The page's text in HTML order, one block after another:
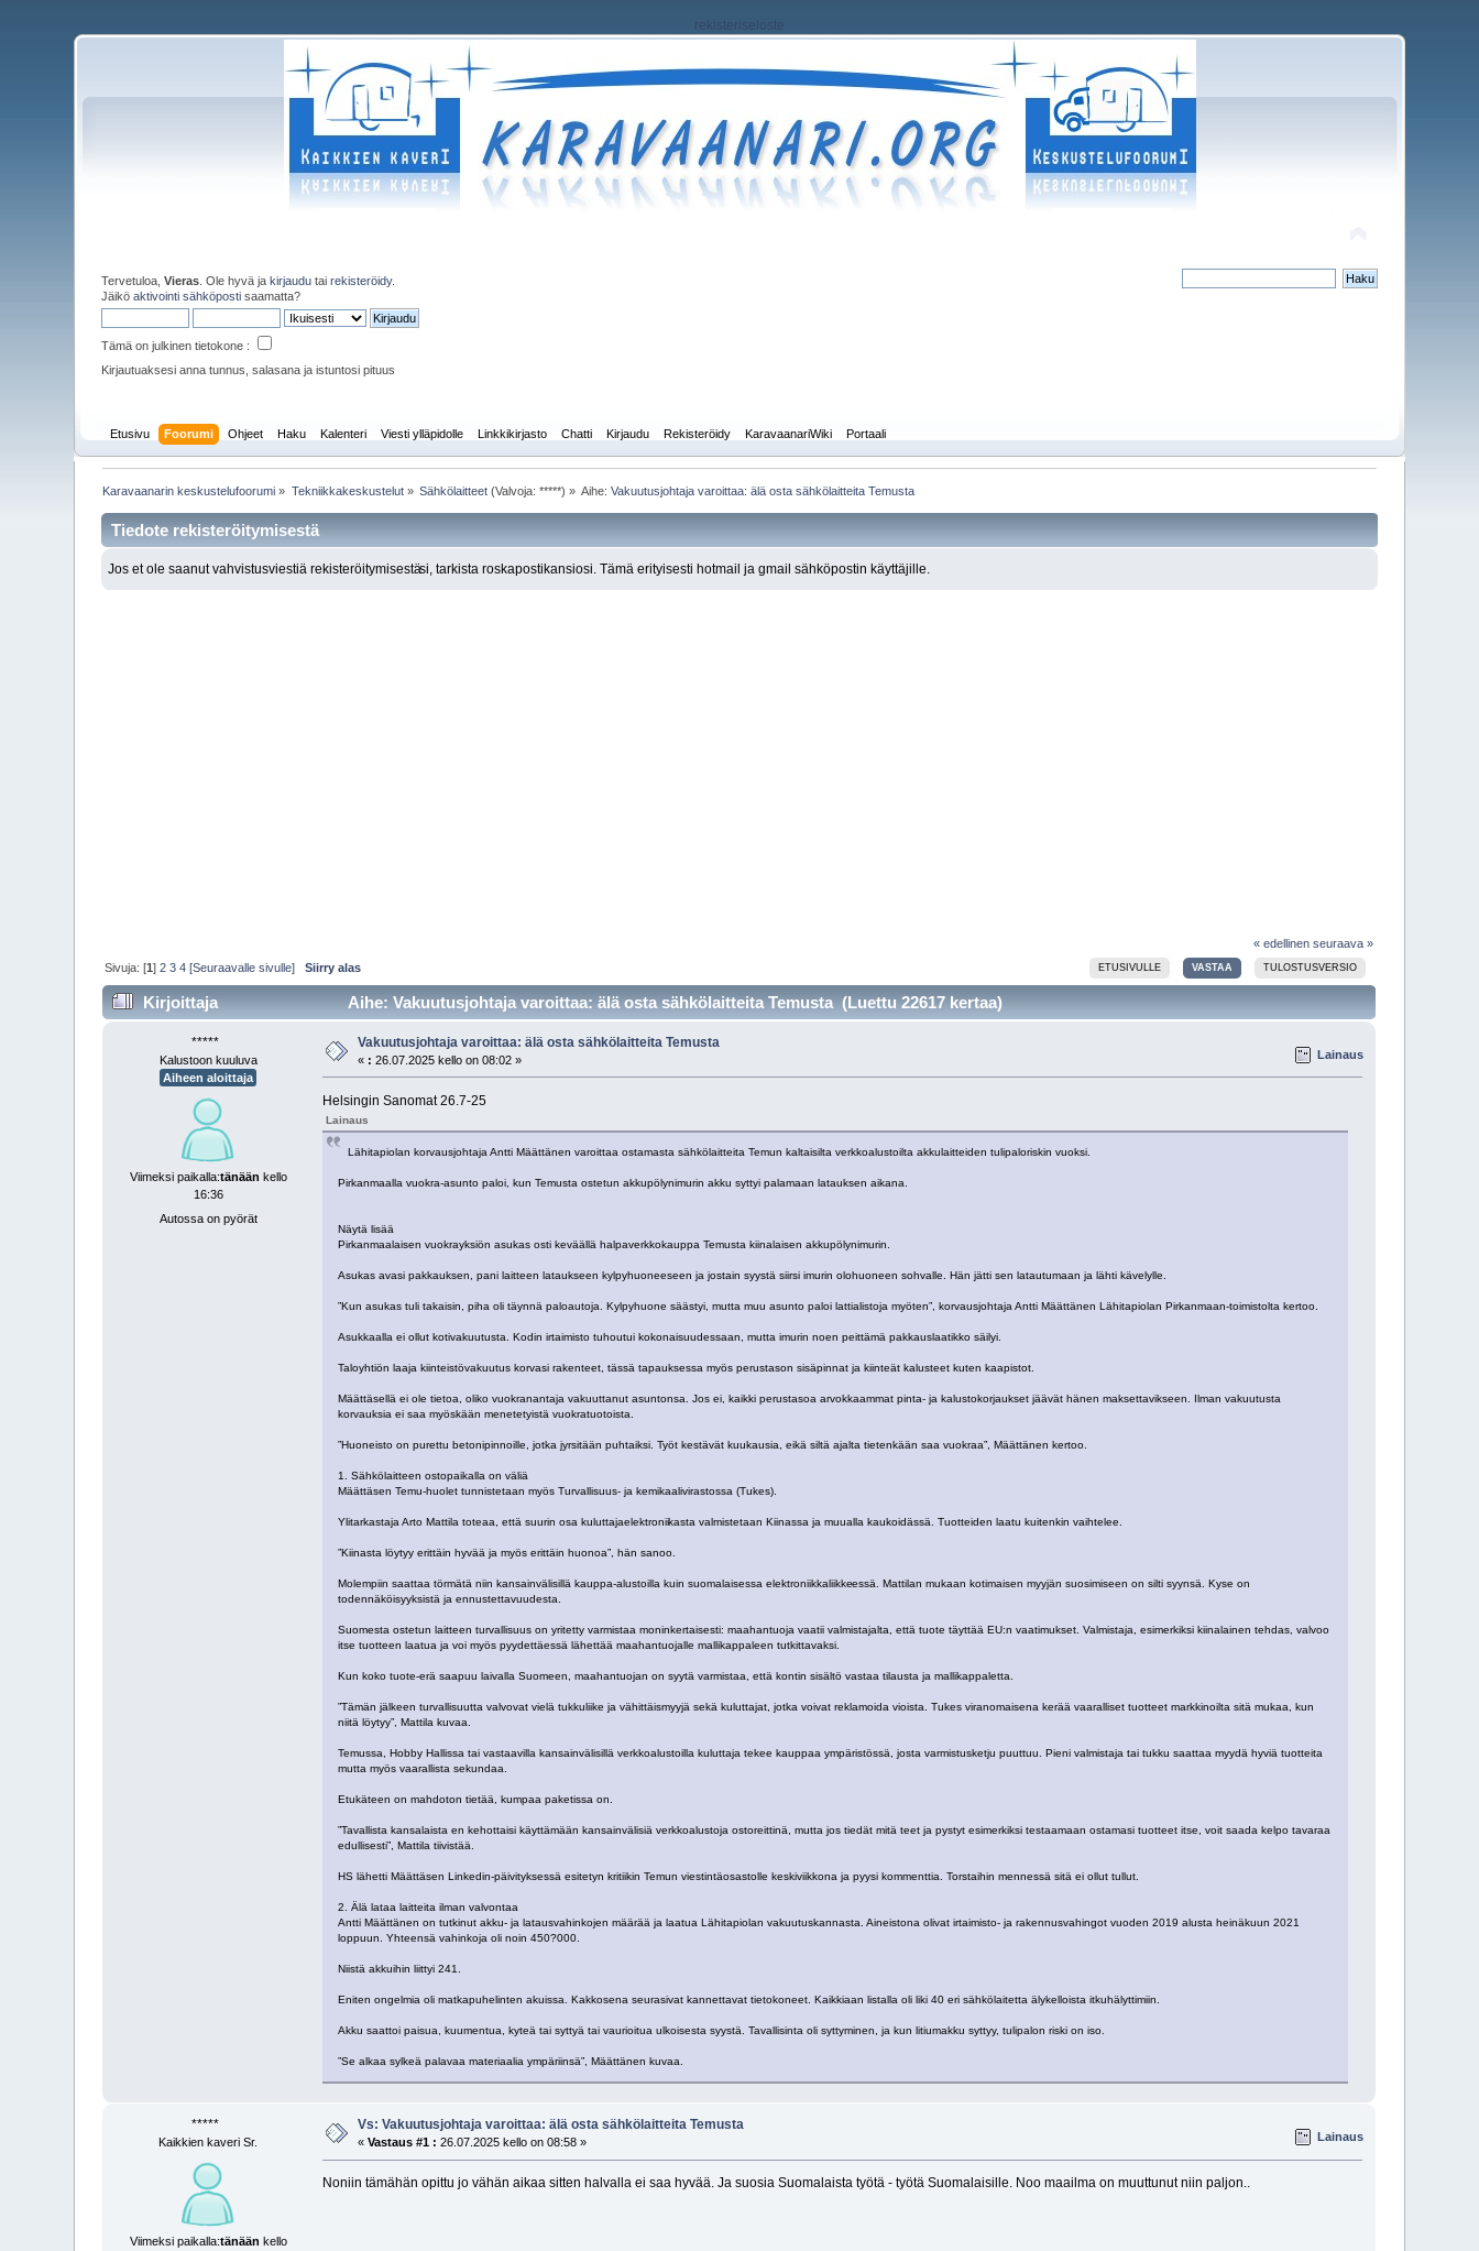
rekisteriseloste
Tervetuloa,Vieras . Ole hyvä jakirjaudu tairekisteröidy.
Jäiköaktivointi sähköposti saamatta?
Tämä on julkinen tietokone :
Kirjautuaksesi anna tunnus, salasana ja istuntosi pituus
Etusivu Foorumi Ohjeet Haku Kalenteri Viesti ylläpidolle Linkkikirjasto Chatti Kirjaudu Rekisteröidy KaravaanariWiki Portaali
Karavaanarin keskustelufoorumi » Tekniikkakeskustelut» Sähkölaitteet (Valvoja: *****) » Aihe:Vakuutus­johtaja varoittaa: älä osta sähkö­laitteita Temusta
Tiedote rekisteröitymisestä
Jos et ole saanut vahvistusviestiä rekisteröitymisestäsi, tarkista roskapostikansiosi. Tämä erityisesti hotmail ja gmail sähköpostin käyttäjille.
« edellinen seuraava »
ETUSIVULLE VASTAA TULOSTUSVERSIO
Sivuja: [1]2 3 4 [Seuraavalle sivulle] Siirry alas
Kirjoittaja Aihe: Vakuutus­johtaja varoittaa: älä osta sähkö­laitteita Temusta (Luettu 22617 kertaa)
*****
Kalustoon kuuluva
Aiheen aloittaja
Viimeksi paikalla:tänään kello
16:36
Autossa on pyörät
Vakuutus­johtaja varoittaa: älä osta sähkö­laitteita Temusta
« : 26.07.2025 kello on 08:02 » Lainaus
Helsingin Sanomat 26.7-25
Lainaus
Lähitapiolan korvausjohtaja Antti Määttänen varoittaa ostamasta sähkölaitteita Temun kaltaisilta verkkoalustoilta akkulaitteiden tulipaloriskin vuoksi.
Pirkanmaalla vuokra-asunto paloi, kun Temusta ostetun akkupölynimurin akku syttyi palamaan latauksen aikana.
Näytä lisää
Pirkanmaalaisen vuokrayksiön asukas osti keväällä halpaverkkokauppa Temusta kiinalaisen akkupölynimurin.
Asukas avasi pakkauksen, pani laitteen lataukseen kylpyhuoneeseen ja jostain syystä siirsi imurin olohuoneen sohvalle. Hän jätti sen latautumaan ja lähti kävelylle.
”Kun asukas tuli takaisin, piha oli täynnä paloautoja. Kylpyhuone säästyi, mutta muu asunto paloi lattialistoja myöten”, korvausjohtaja Antti Määttänen Lähitapiolan Pirkanmaan-toimistolta kertoo.
Asukkaalla ei ollut kotivakuutusta. Kodin irtaimisto tuhoutui kokonaisuudessaan, mutta imurin noen peittämä pakkauslaatikko säilyi.
Taloyhtiön laaja kiinteistövakuutus korvasi rakenteet, tässä tapauksessa myös perustason sisäpinnat ja kiinteät kalusteet kuten kaapistot.
Määttäsellä ei ole tietoa, oliko vuokranantaja vakuuttanut asuntonsa. Jos ei, kaikki perustasoa arvokkaammat pinta- ja kalustokorjaukset jäävät hänen maksettavikseen. Ilman vakuutusta
korvauksia ei saa myöskään menetetyistä vuokratuotoista.
”Huoneisto on purettu betonipinnoille, jotka jyrsitään puhtaiksi. Työt kestävät kuukausia, eikä siltä ajalta tietenkään saa vuokraa”, Määttänen kertoo.
1. Sähkölaitteen ostopaikalla on väliä
Määttäsen Temu-huolet tunnistetaan myös Turvallisuus- ja kemikaalivirastossa (Tukes).
Ylitarkastaja Arto Mattila toteaa, että suurin osa kuluttajaelektroniikasta valmistetaan Kiinassa ja muualla kaukoidässä. Tuotteiden laatu kuitenkin vaihtelee.
”Kiinasta löytyy erittäin hyvää ja myös erittäin huonoa”, hän sanoo.
Molempiin saattaa törmätä niin kansainvälisillä kauppa-alustoilla kuin suomalaisessa elektroniikkaliikkeessä. Mattilan mukaan kotimaisen myyjän suosimiseen on silti syynsä. Kyse on
todennäköisyyksistä ja ennustettavuudesta.
Suomesta ostetun laitteen turvallisuus on yritetty varmistaa moninkertaisesti: maahantuoja vaatii valmistajalta, että tuote täyttää EU:n vaatimukset. Valmistaja, esimerkiksi kiinalainen tehdas, valvoo
itse tuotteen laatua ja voi myös pyydettäessä lähettää maahantuojalle mallikappaleen tutkittavaksi.
Kun koko tuote-erä saapuu laivalla Suomeen, maahantuojan on syytä varmistaa, että kontin sisältö vastaa tilausta ja mallikappaletta.
”Tämän jälkeen turvallisuutta valvovat vielä tukkuliike ja vähittäismyyjä sekä kuluttajat, jotka voivat reklamoida vioista. Tukes viranomaisena kerää vaaralliset tuotteet markkinoilta sitä mukaa, kun
niitä löytyy”, Mattila kuvaa.
Temussa, Hobby Hallissa tai vastaavilla kansainvälisillä verkkoalustoilla kuluttaja tekee kauppaa ympäristössä, josta varmistusketju puuttuu. Pieni valmistaja tai tukku saattaa myydä hyviä tuotteita
mutta myös vaarallista sekundaa.
Etukäteen on mahdoton tietää, kumpaa paketissa on.
”Tavallista kansalaista en kehottaisi käyttämään kansainvälisiä verkkoalustoja ostoreittinä, mutta jos tiedät mitä teet ja pystyt esimerkiksi testaamaan ostamasi tuotteet itse, voit saada kelpo tavaraa
edullisesti”, Mattila tiivistää.
HS lähetti Määttäsen Linkedin-päivityksessä esitetyn kritiikin Temun viestintäosastolle keskiviikkona ja pyysi kommenttia. Torstaihin mennessä sitä ei ollut tullut.
2. Älä lataa laitteita ilman valvontaa
Antti Määttänen on tutkinut akku- ja latausvahinkojen määrää ja laatua Lähitapiolan vakuutuskannasta. Aineistona olivat irtaimisto- ja rakennusvahingot vuoden 2019 alusta heinäkuun 2021
loppuun. Yhteensä vahinkoja oli noin 450?000.
Niistä akkuihin liittyi 241.
Eniten ongelmia oli matkapuhelinten akuissa. Kakkosena seurasivat kannettavat tietokoneet. Kaikkiaan listalla oli liki 40 eri sähkölaitetta älykelloista itkuhälyttimiin.
Akku saattoi paisua, kuumentua, kyteä tai syttyä tai vaurioitua ulkoisesta syystä. Tavallisinta oli syttyminen, ja kun litiumakku syttyy, tulipalon riski on iso.
”Se alkaa sylkeä palavaa materiaalia ympäriinsä”, Määttänen kuvaa.
*****
Kaikkien kaveri Sr.
Viimeksi paikalla:tänään kello
Vs: Vakuutus­johtaja varoittaa: älä osta sähkö­laitteita Temusta
«Vastaus #1 : 26.07.2025 kello on 08:58 » Lainaus
Noniin tämähän opittu jo vähän aikaa sitten halvalla ei saa hyvää. Ja suosia Suomalaista työtä - työtä Suomalaisille. Noo maailma on muuttunut niin paljon..